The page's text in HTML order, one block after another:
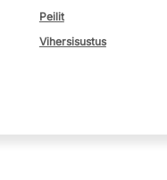
Peilit
Vihersisustus